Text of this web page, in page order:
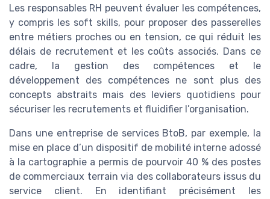
Les responsables RH peuvent évaluer les compétences,
y compris les soft skills, pour proposer des passerelles
entre métiers proches ou en tension, ce qui réduit les
délais de recrutement et les coûts associés. Dans ce
cadre, la gestion des compétences et le
développement des compétences ne sont plus des
concepts abstraits mais des leviers quotidiens pour
sécuriser les recrutements et fluidifier l’organisation.
Dans une entreprise de services BtoB, par exemple, la
mise en place d’un dispositif de mobilité interne adossé
à la cartographie a permis de pourvoir 40 % des postes
de commerciaux terrain via des collaborateurs issus du
service client. En identifiant précisément les